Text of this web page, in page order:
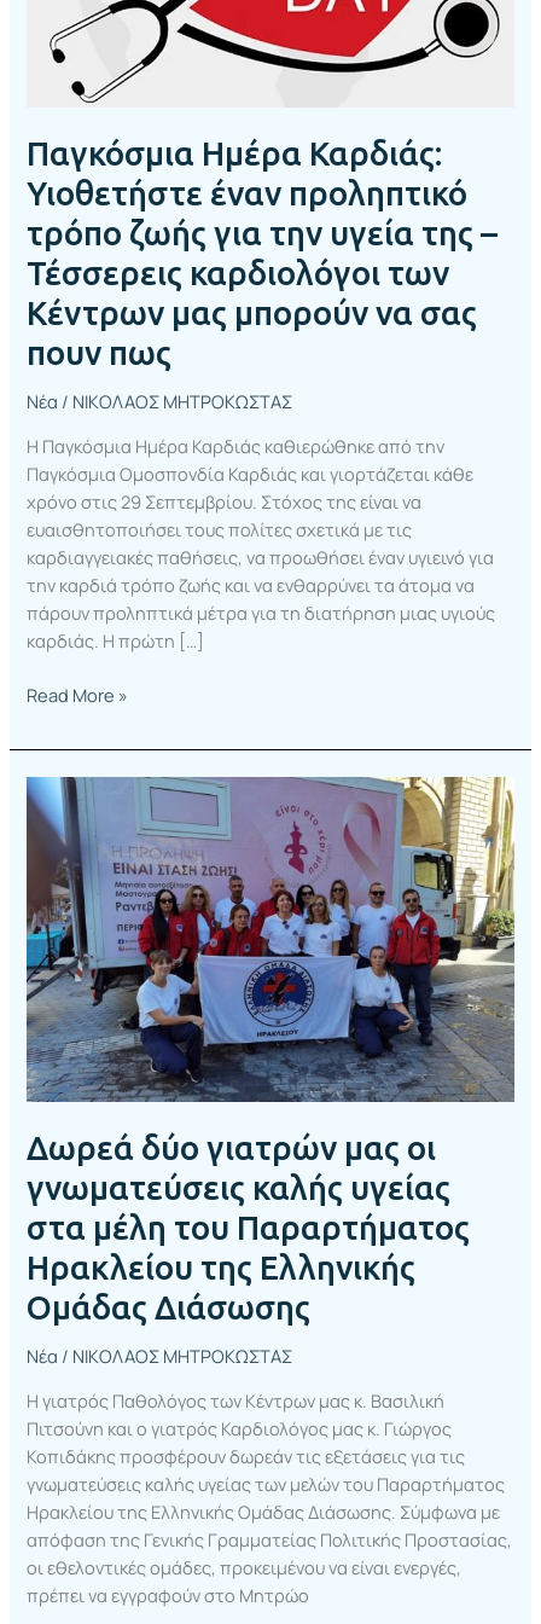
Παγκόσμια Ημέρα Καρδιάς:
Υιοθετήστε έναν προληπτικό
τρόπο ζωής για την υγεία της –
Τέσσερεις καρδιολόγοι των
Κέντρων μας μπορούν να σας
πουν πως
Νέα / ΝΙΚΟΛΑΟΣ ΜΗΤΡΟΚΩΣΤΑΣ
Η Παγκόσμια Ημέρα Καρδιάς καθιερώθηκε από την
Παγκόσμια Ομοσπονδία Καρδιάς και γιορτάζεται κάθε
χρόνο στις 29 Σεπτεμβρίου. Στόχος της είναι να
ευαισθητοποιήσει τους πολίτες σχετικά με τις
καρδιαγγειακές παθήσεις, να προωθήσει έναν υγιεινό για
την καρδιά τρόπο ζωής και να ενθαρρύνει τα άτομα να
πάρουν προληπτικά μέτρα για τη διατήρηση μιας υγιούς
καρδιάς. Η πρώτη […]
την
Τέσσερεις
καρδιολόγοι
των
Κέντρων
μας
μπορούν
να
σας
πως
Read More »
Δωρεά δύο γιατρών μας οι
γνωματεύσεις καλής υγείας
στα μέλη του Παραρτήματος
Ηρακλείου της Ελληνικής
Ομάδας Διάσωσης
Νέα / ΝΙΚΟΛΑΟΣ ΜΗΤΡΟΚΩΣΤΑΣ
Η γιατρός Παθολόγος των Κέντρων μας κ. Βασιλική
Πιτσούνη και ο γιατρός Καρδιολόγος μας κ. Γιώργος
Κοπιδάκης προσφέρουν δωρεάν τις εξετάσεις για τις
γνωματεύσεις καλής υγείας των μελών του Παραρτήματος
Ηρακλείου της Ελληνικής Ομάδας Διάσωσης. Σύμφωνα με
απόφαση της Γενικής Γραμματείας Πολιτικής Προστασίας,
οι εθελοντικές ομάδες, προκειμένου να είναι ενεργές,
πρέπει να εγγραφούν στο Μητρώο
Δωρεά
δύο
γιατρών
μας
γνωματεύσεις
καλής
υγείας
στα
μέλη
του
Παραρτήματος
της
Ελληνικής
Ομάδας
Διάσωσης